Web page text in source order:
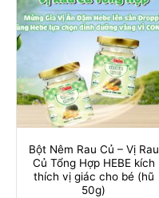
Bột Nêm Rau Củ – Vị Rau
Củ Tổng Hợp HEBE kích
thích vị giác cho bé (hũ
50g)